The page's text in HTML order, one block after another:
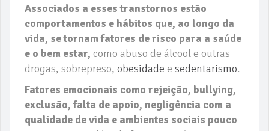
Associados a esses transtornos estão
comportamentos e hábitos que, ao longo da
vida, se tornam fatores de risco para a saúde
e o bem estar, como abuso de álcool e outras
drogas, sobrepreso, obesidade e sedentarismo.
Fatores emocionais como rejeição, bullying,
exclusão, falta de apoio, negligência com a
qualidade de vida e ambientes sociais pouco